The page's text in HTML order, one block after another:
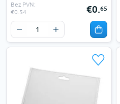
Bez PVN:
€0.54
€0.65